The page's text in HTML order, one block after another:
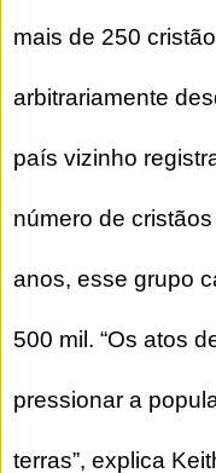
mais de 250
arbitrariamente
país vizinho
número de
anos, esse grupo
500 mil. “Os atos
pressionar a
terras”, explica